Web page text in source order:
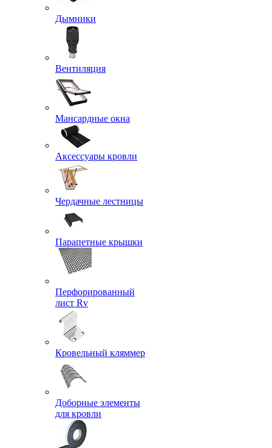
Дымники
Вентиляция
Мансардные окна
Аксессуары кровли
Чердачные лестницы
Парапетные крышки
Перфорированный
лист Rv
Кровельный кляммер
Доборные элементы
для кровли